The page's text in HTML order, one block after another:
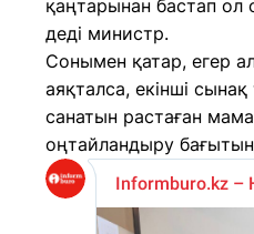
қаңтарынан бастап ол
деді министр.
Сонымен қатар, егер
аяқталса, екінші сынақ
санатын растаған
оңтайландыру